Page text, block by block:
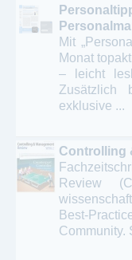
Mit
Monat
– leicht
Zusätzlich
exklusive ...
Controlling
Review
Best-
Community.